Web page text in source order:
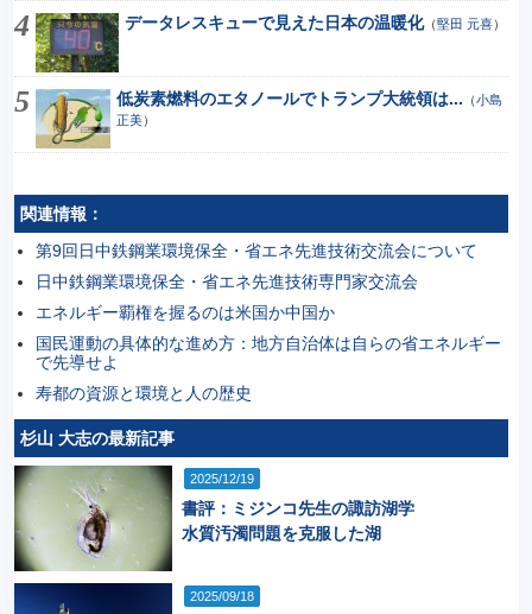
データレスキューで見えた日本の温暖化（堅田 元喜）
低炭素燃料のエタノールでトランプ大統領は... （小島
正美）
関連情報：
第9回日中鉄鋼業環境保全・省エネ先進技術交流会について
日中鉄鋼業環境保全・省エネ先進技術専門家交流会
エネルギー覇権を握るのは米国か中国か
国民運動の具体的な進め方：地方自治体は自らの省エネルギー
で先導せよ
寿都の資源と環境と人の歴史
杉山 大志の最新記事
2025/12/19
書評：ミジンコ先生の諏訪湖学
水質汚濁問題を克服した湖
2025/09/18